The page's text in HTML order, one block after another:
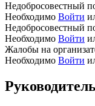
Недобросовестный
Необходимо Войти
Недобросовестный
Необходимо Войти
Жалобы на
Необходимо Войти
Руководитель